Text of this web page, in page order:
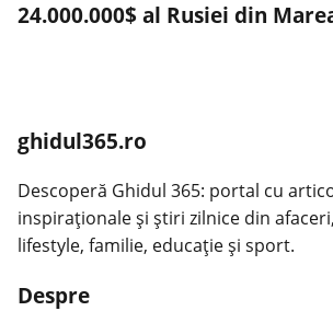
24.000.000$ al Rusiei din
ghidul365.ro
Descoperă Ghidul 365: portal cu
inspiraționale și știri zilnice din
lifestyle, familie, educație și sport.
Despre